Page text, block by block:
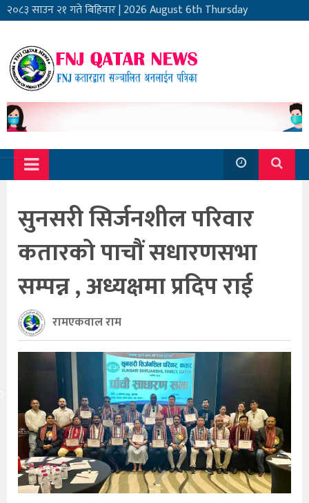
२०८३ साउन २१ गते बिहिवार|2026 August 6th Thursday
सुनसरी सिर्जनशील परिवार
कतारको पाचौं सधारणसभा
सम्पन्न , अध्यक्षमा प्रदिप राई
रामएकवाल राम